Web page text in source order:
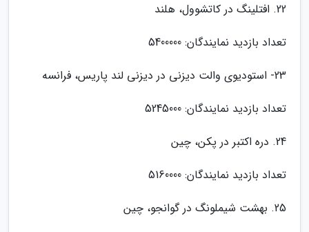
22. افتلینگ در کاتشوول، هلند
تعداد بازدید نمایندگان: 5400000
23- استودیوی والت دیزنی در دیزنی لند پاریس، فرانسه
تعداد بازدید نمایندگان: 5245000
24. دره اکتبر در پکن، چین
تعداد بازدید نمایندگان: 5160000
25. بهشت شیملونگ در گوانجو، چین